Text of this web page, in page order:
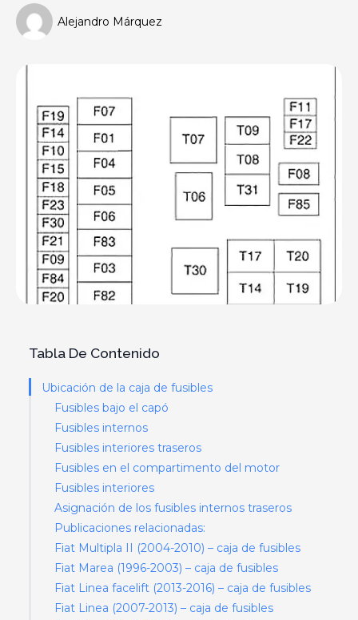
Alejandro Márquez
Tabla De Contenido
Ubicación de la caja de fusibles
Fusibles bajo el capó
Fusibles internos
Fusibles interiores traseros
Fusibles en el compartimento del motor
Fusibles interiores
Asignación de los fusibles internos traseros
Publicaciones relacionadas:
Fiat Multipla II (2004-2010) – caja de fusibles
Fiat Marea (1996-2003) – caja de fusibles
Fiat Linea facelift (2013-2016) – caja de fusibles
Fiat Linea (2007-2013) – caja de fusibles